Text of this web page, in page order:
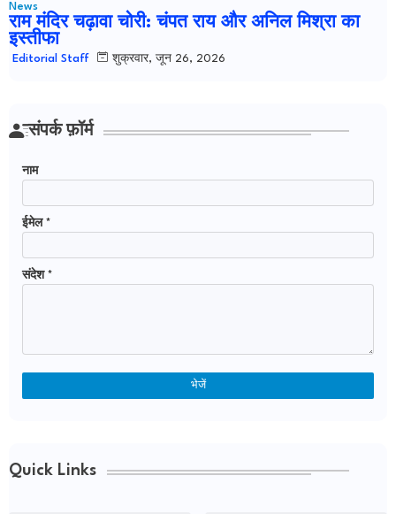
News
राम मंदिर चढ़ावा चोरी: चंपत राय और अनिल मिश्रा का
इस्तीफा
Editorial Staff शुक्रवार, जून 26, 2026
संपर्क फ़ॉर्म
नाम
ईमेल *
संदेश *
Quick Links